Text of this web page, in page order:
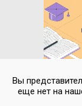
Вы
еще нет на